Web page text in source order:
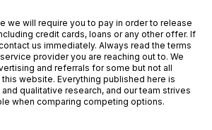
we will require you to pay in order to release
credit cards, loans or any other offer. If
us immediately. Always read the terms
provider you are reaching out to. We
and referrals for some but not all
website. Everything published here is
qualitative research, and our team strives
when comparing competing options.